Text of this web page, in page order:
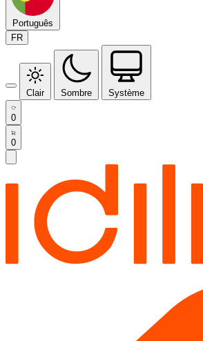
Português
FR
Clair Sombre Système
0
0